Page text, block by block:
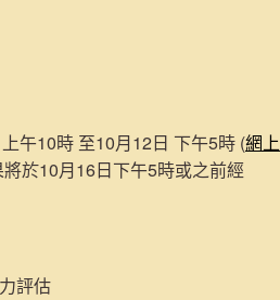
午10時 至10月12日 下午5時 (網上
於10月16日下午5時或之前經
評估